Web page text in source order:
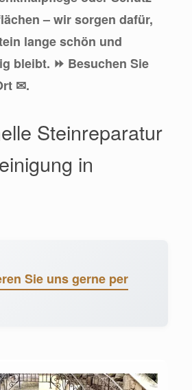
– wir sorgen dafür,
lange schön und
bleibt. ⏩ Besuchen Sie
✉.
Steinreparatur
in
Sie uns gerne per